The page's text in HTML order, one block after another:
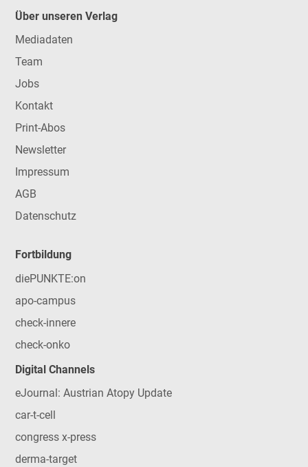
Über unseren Verlag
Mediadaten
Team
Jobs
Kontakt
Print-Abos
Newsletter
Impressum
AGB
Datenschutz
Fortbildung
diePUNKTE:on
apo-campus
check-innere
check-onko
Digital Channels
eJournal: Austrian Atopy Update
car-t-cell
congress x-press
derma-target